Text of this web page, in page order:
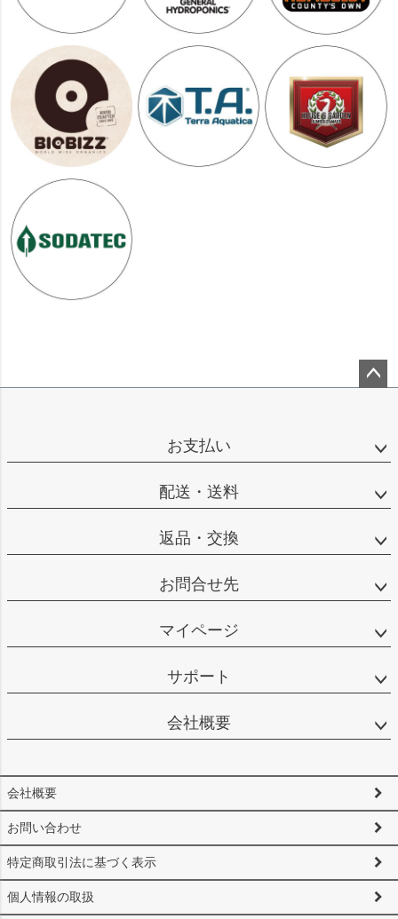
お支払い
配送・送料
返品・交換
お問合せ先
マイページ
サポート
会社概要
会社概要
お問い合わせ
特定商取引法に基づく表示
個人情報の取扱